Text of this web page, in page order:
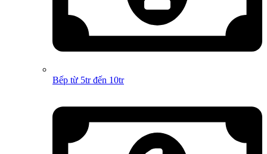
Bếp từ 5tr đến 10tr